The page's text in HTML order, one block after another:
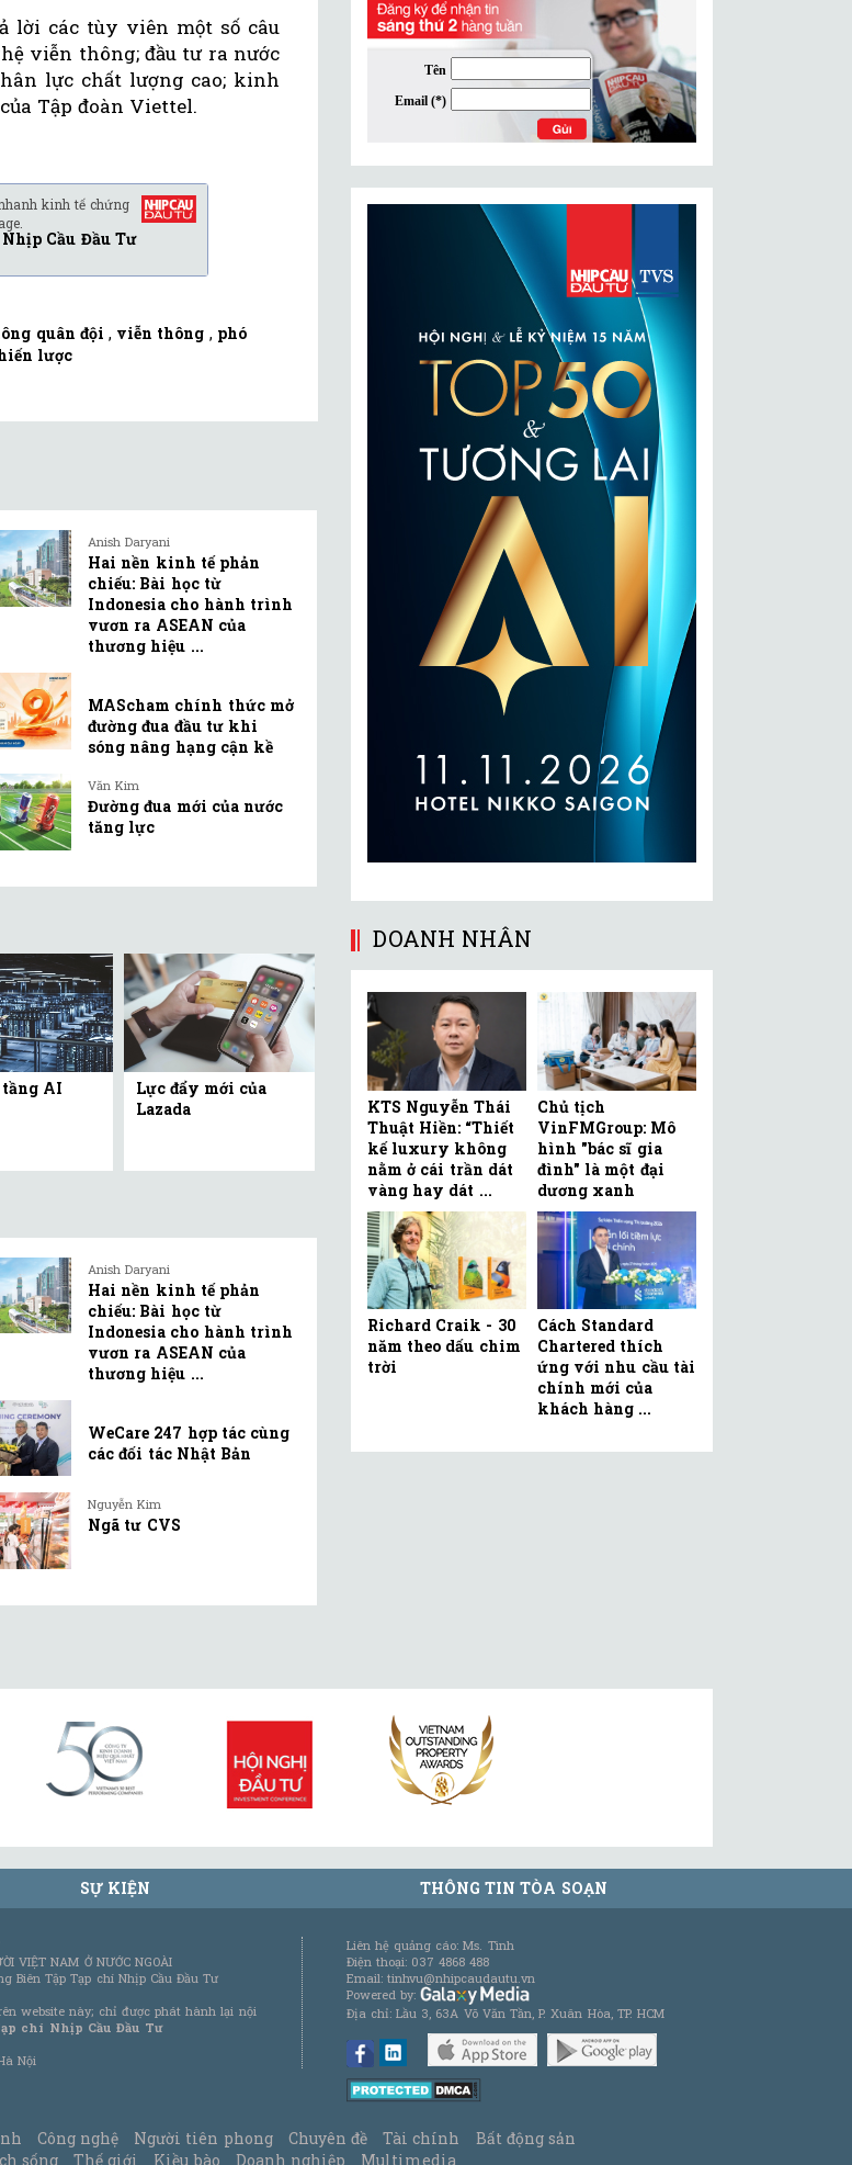
lời các tùy viên một số câu
viễn thông; đầu tư ra nước
lực chất lượng cao; kinh
Tập đoàn Viettel.
kinh tế chứng
Nhịp Cầu Đầu Tư
quân đội , viễn thông , phó
lược
Anish Daryani
Hai nền kinh tế phản
chiếu: Bài học từ
Indonesia cho hành trình
vươn ra ASEAN của
thương hiệu ...
MAScham chính thức mở
đường đua đầu tư khi
sóng nâng hạng cận kề
Văn Kim
Đường đua mới của nước
tăng lực
tầng AI
Lực đẩy mới của
Lazada
Anish Daryani
Hai nền kinh tế phản
chiếu: Bài học từ
Indonesia cho hành trình
vươn ra ASEAN của
thương hiệu ...
WeCare 247 hợp tác cùng
các đối tác Nhật Bản
Nguyễn Kim
Ngã tư CVS
DOANH NHÂN
KTS Nguyễn Thái
Thuật Hiền: “Thiết
kế luxury không
nằm ở cái trần dát
vàng hay dát ...
Chủ tịch
VinFMGroup: Mô
hình "bác sĩ gia
đình" là một đại
dương xanh
Richard Craik - 30
năm theo dấu chim
trời
Cách Standard
Chartered thích
ứng với nhu cầu tài
chính mới của
khách hàng ...
SỰ KIỆN THÔNG TIN TÒA SOẠN
VIỆT NAM Ở NƯỚC NGOÀI
Biên Tập Tạp chí Nhịp Cầu Đầu Tư
website này; chỉ được phát hành lại nội
chí Nhịp Cầu Đầu Tư
Nội
Liên hệ quảng cáo: Ms. Tình
Điện thoại: 037 4868 488
Email: tinhvu@nhipcaudautu.vn
Powered by:
Địa chỉ: Lầu 3, 63A Võ Văn Tần, P. Xuân Hòa, TP. HCM
Công nghệ Người tiên phong Chuyên đề Tài chính
Bất động sản
sống
Thế giới Kiều bào Doanh nghiệp Multimedia